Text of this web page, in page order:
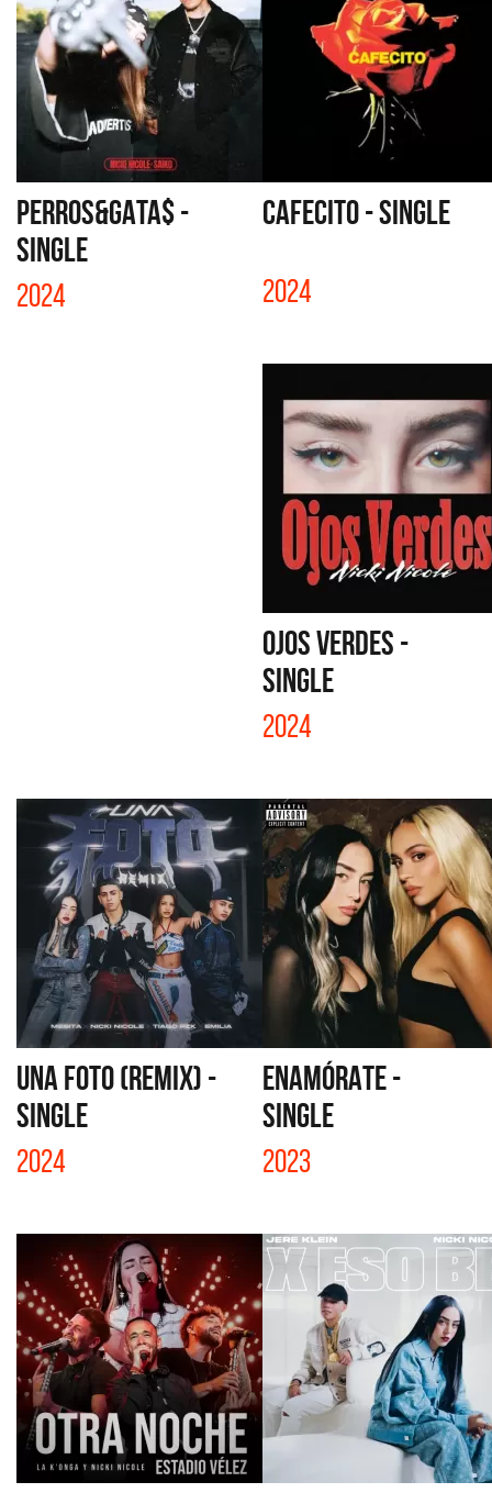
PERROS&GATA$ -
SINGLE
2024
CAFECITO - SINGLE
2024
OJOS VERDES -
SINGLE
2024
UNA FOTO (REMIX) -
SINGLE
2024
ENAMÓRATE -
SINGLE
2023